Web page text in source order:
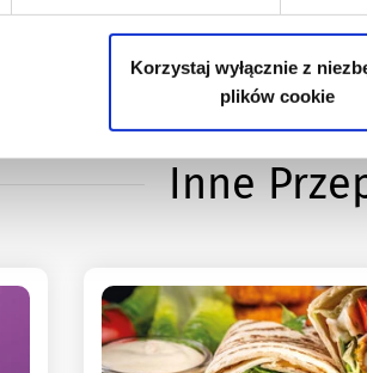
Korzystaj wyłącznie z
plików cookie
Dodaj wszystko do
Inne